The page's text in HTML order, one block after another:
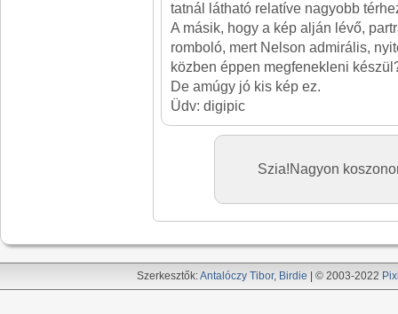
tatnál látható relatíve nagyobb
A másik, hogy a kép alján lévő,
romboló, mert Nelson admirális,
közben éppen megfenekleni
De amúgy jó kis kép ez.
Üdv: digipic
Szia!Nagyon
Szerkesztők:Antalóczy Tibor, Birdie | © 2003-2022